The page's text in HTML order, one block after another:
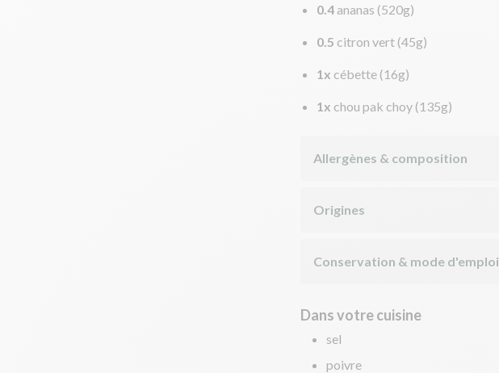
0.4 ananas (520g)
0.5 citron vert (45g)
1x cébette (16g)
1x chou pak choy (135g)
Allergènes & composition
Origines
Conservation & mode d'emploi
Dans votre cuisine
sel
poivre